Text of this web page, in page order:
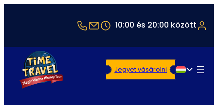
+43 1 5321514
office@timetravel-vienna.at
10:00 és 20:00 között
Magyar
Jegyet vásárolni